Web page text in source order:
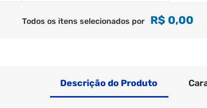
Todos os itens selecionados por R$ 0,00
Descrição do Produto